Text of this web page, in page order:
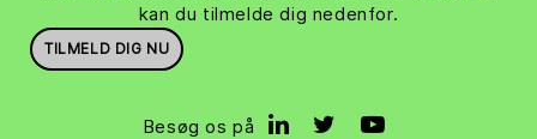
kan du tilmelde dig nedenfor.
TILMELD DIG NU
Besøg os på